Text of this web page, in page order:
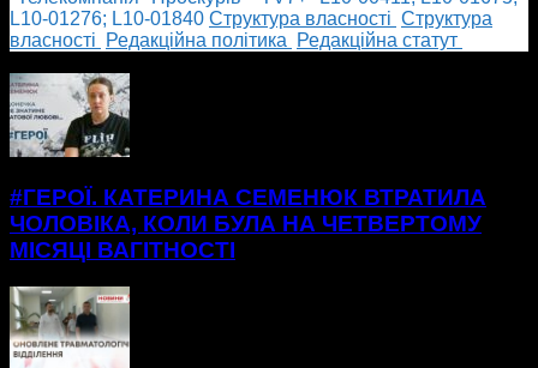
L10-01276; L10-01840 Cтруктура власності Cтруктура
власності
Редакційна політика
Редакційна статут
#ГЕРОЇ. КАТЕРИНА СЕМЕНЮК ВТРАТИЛА
ЧОЛОВІКА, КОЛИ БУЛА НА ЧЕТВЕРТОМУ
МІСЯЦІ ВАГІТНОСТІ